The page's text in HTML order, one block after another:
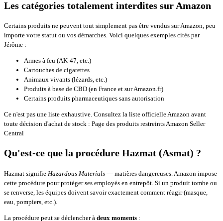
Les catégories totalement interdites sur Amazon
Certains produits ne peuvent tout simplement pas être vendus sur Amazon, peu
importe votre statut ou vos démarches. Voici quelques exemples cités par
Jérôme :
Armes à feu (AK-47, etc.)
Cartouches de cigarettes
Animaux vivants (lézards, etc.)
Produits à base de CBD (en France et sur Amazon.fr)
Certains produits pharmaceutiques sans autorisation
Ce n'est pas une liste exhaustive. Consultez la liste officielle Amazon avant
toute décision d'achat de stock : Page des produits restreints Amazon Seller
Central
Qu'est-ce que la procédure Hazmat (Asmat) ?
Hazmat signifie Hazardous Materials — matières dangereuses. Amazon impose
cette procédure pour protéger ses employés en entrepôt. Si un produit tombe ou
se renverse, les équipes doivent savoir exactement comment réagir (masque,
eau, pompiers, etc.).
La procédure peut se déclencher à deux moments :